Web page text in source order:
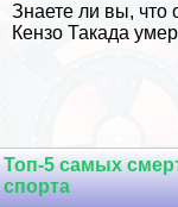
Знаете ли вы, что
Кензо Такада
Топ-5 самых
спорта